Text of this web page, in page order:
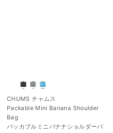
CHUMS チャムス
Packable Mini Banana Shoulder
Bag
パッカブルミニバナナショルダーバ